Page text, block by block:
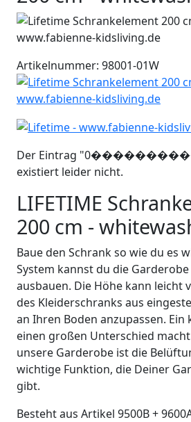
Artikelnummer: 98001-01W
Der Eintrag
existiert leider nicht.
LIFETIME
200 cm -
Baue den Schrank so wie du es
System kannst du die
ausbauen. Die Höhe kann leicht
des Kleiderschranks aus
an Ihren Boden anzupassen. Ein
einen großen Unterschied
unsere Garderobe ist die
wichtige Funktion, die Deiner
gibt.
Besteht aus Artikel 9500B +